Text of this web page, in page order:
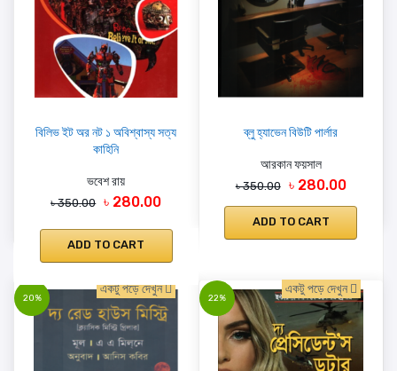
বিলিভ ইট অর নট ১ অবিশ্বাস্য সত্য
কাহিনি
ভবেশ রায়
৳ 350.00 ৳ 280.00
ADD TO CART
ব্লু হ্যাভেন বিউটি পার্লার
আরকান ফয়সাল
৳ 350.00 ৳ 280.00
ADD TO CART
20%
একটু পড়ে দেখুন
22%
একটু পড়ে দেখুন